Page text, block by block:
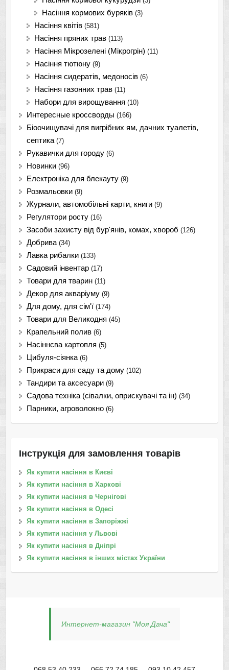
Насіння кормових буряків (3)
Насіння квітів (581)
Насіння пряних трав (113)
Насіння Мікрозелені (Мікрогрін) (11)
Насіння тютюну (9)
Насіння сидератів, медоносів (6)
Насіння газонних трав (11)
Набори для вирощування (10)
Интересные кроссворды (166)
Біоочищувачі для вигрібних ям, дачних туалетів,
септика (7)
Рукавички для городу (6)
Новинки (96)
Електроніка для блекауту (9)
Розмальовки (9)
Журнали, автомобільні карти, книги (9)
Регулятори росту (16)
Засоби захисту від бур'янів, комах, хвороб (126)
Добрива (34)
Лавка рибалки (133)
Садовий інвентар (17)
Товари для тварин (11)
Декор для акваріуму (9)
Для дому, для сім'ї (174)
Товари для Великодня (45)
Крапельний полив (6)
Насіннєва картопля (5)
Цибуля-сіянка (6)
Прикраси для саду та дому (102)
Тандири та аксесуари (9)
Садова техніка (сівалки, оприскувачі та ін) (34)
Парники, агроволокно (6)
Інструкція для замовлення товарів
Як купити насіння в Києві
Як купити насіння в Харкові
Як купити насіння в Чернігові
Як купити насіння в Одесі
Як купити насіння в Запоріжжі
Як купити насіння у Львові
Як купити насіння в Дніпрі
Як купити насіння в інших містах України
Интернет-магазин "Моя Дача"